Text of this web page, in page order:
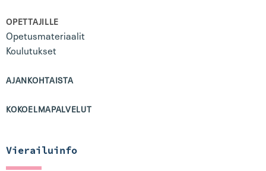
OPETTAJILLE
Opetusmateriaalit
Koulutukset
AJANKOHTAISTA
KOKOELMAPALVELUT
Vierailuinfo